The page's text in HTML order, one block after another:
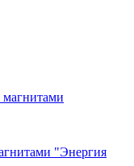
"Энергия